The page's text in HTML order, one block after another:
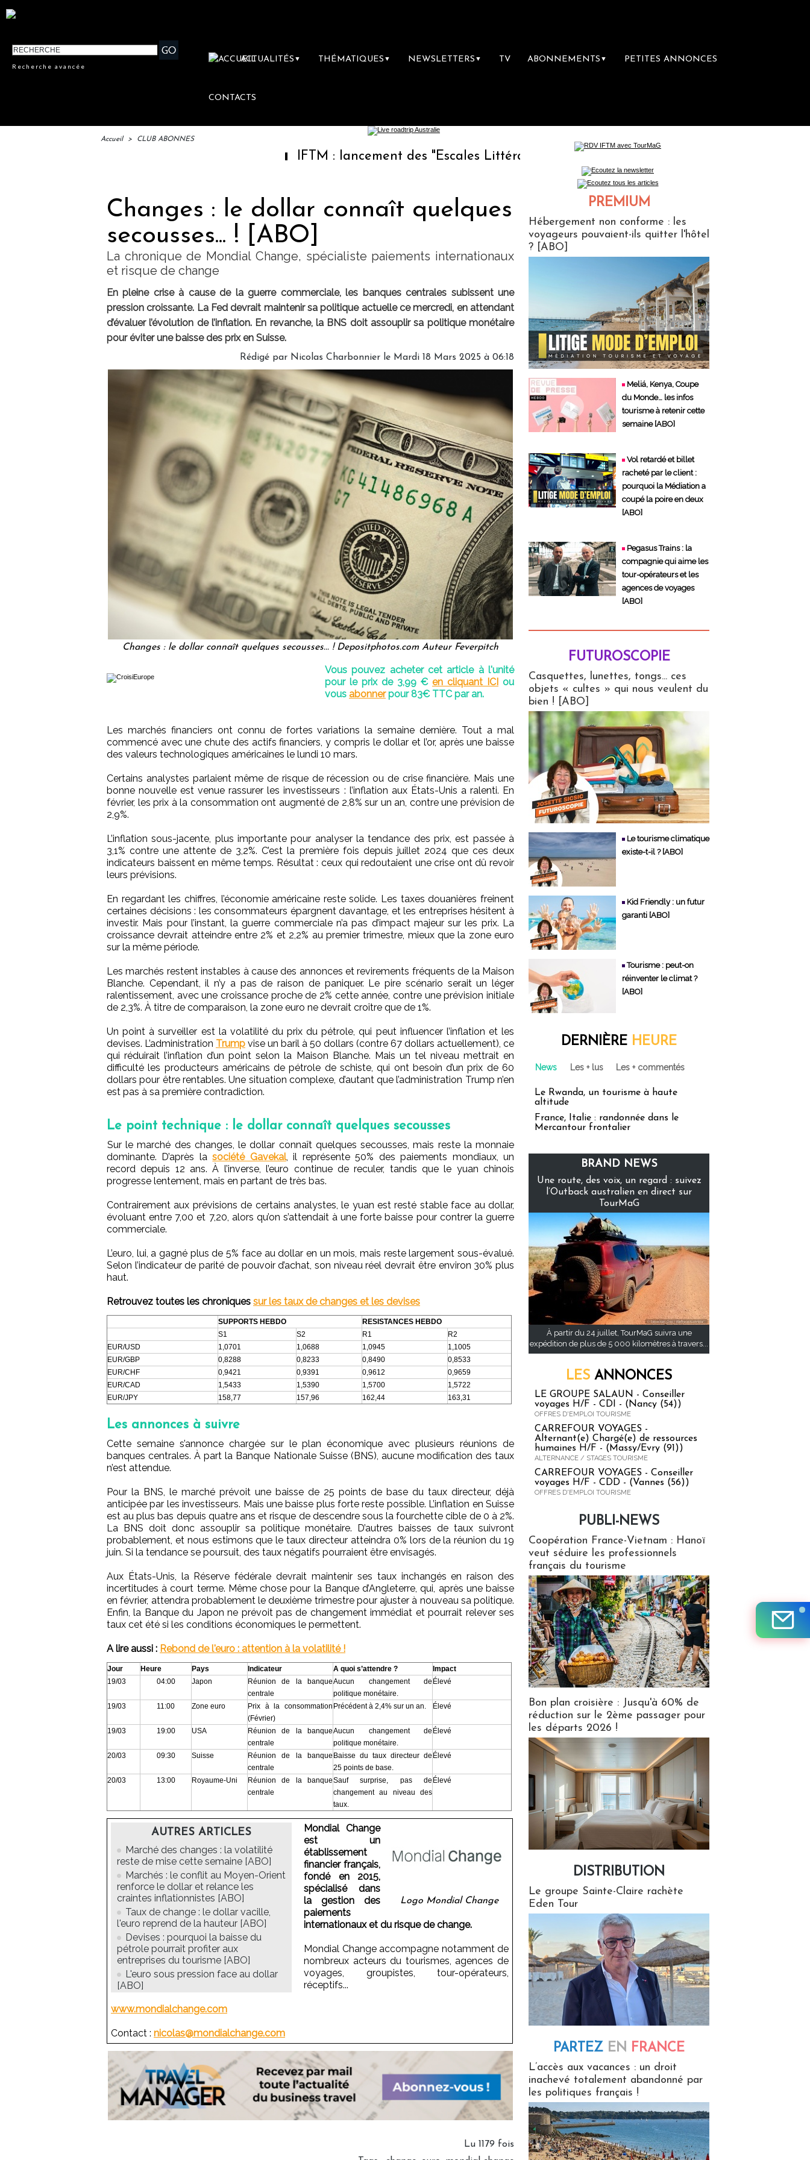
Recherche avancée
ACTUALITÉS ▼ THÉMATIQUES ▼ NEWSLETTERS ▼ TV ABONNEMENTS ▼ PETITES ANNONCES
CONTACTS
Accueil > CLUB ABONNES
IFTM : lancement des "Escales Littéraires", la première librairie du voyage
Changes : le dollar connaît quelques
secousses... ! [ABO]
La chronique de Mondial Change, spécialiste paiements internationaux
et risque de change
En pleine crise à cause de la guerre commerciale, les banques centrales subissent une
pression croissante. La Fed devrait maintenir sa politique actuelle ce mercredi, en attendant
d’évaluer l’évolution de l’inflation. En revanche, la BNS doit assouplir sa politique monétaire
pour éviter une baisse des prix en Suisse.
Rédigé par Nicolas Charbonnier le Mardi 18 Mars 2025 à 06:18
Changes : le dollar connaît quelques secousses... ! Depositphotos.com Auteur Feverpitch
Vous pouvez acheter cet article à l'unité
pour le prix de 3,99 € en cliquant ICI ou
vous abonner pour 83€ TTC par an.
Les marchés financiers ont connu de fortes variations la semaine dernière. Tout a mal
commencé avec une chute des actifs financiers, y compris le dollar et l’or, après une baisse
des valeurs technologiques américaines le lundi 10 mars.
Certains analystes parlaient même de risque de récession ou de crise financière. Mais une
bonne nouvelle est venue rassurer les investisseurs : l’inflation aux États-Unis a ralenti. En
février, les prix à la consommation ont augmenté de 2,8% sur un an, contre une prévision de
2,9%.
L’inflation sous-jacente, plus importante pour analyser la tendance des prix, est passée à
3,1% contre une attente de 3,2%. C’est la première fois depuis juillet 2024 que ces deux
indicateurs baissent en même temps. Résultat : ceux qui redoutaient une crise ont dû revoir
leurs prévisions.
En regardant les chiffres, l’économie américaine reste solide. Les taxes douanières freinent
certaines décisions : les consommateurs épargnent davantage, et les entreprises hésitent à
investir. Mais pour l’instant, la guerre commerciale n’a pas d’impact majeur sur les prix. La
croissance devrait atteindre entre 2% et 2,2% au premier trimestre, mieux que la zone euro
sur la même période.
Les marchés restent instables à cause des annonces et revirements fréquents de la Maison
Blanche. Cependant, il n’y a pas de raison de paniquer. Le pire scénario serait un léger
ralentissement, avec une croissance proche de 2% cette année, contre une prévision initiale
de 2,3%. À titre de comparaison, la zone euro ne devrait croître que de 1%.
Un point à surveiller est la volatilité du prix du pétrole, qui peut influencer l’inflation et les
devises. L’administration Trump vise un baril à 50 dollars (contre 67 dollars actuellement), ce
qui réduirait l’inflation d’un point selon la Maison Blanche. Mais un tel niveau mettrait en
difficulté les producteurs américains de pétrole de schiste, qui ont besoin d’un prix de 60
dollars pour être rentables. Une situation complexe, d’autant que l’administration Trump n’en
est pas à sa première contradiction.
Le point technique : le dollar connaît quelques secousses
Sur le marché des changes, le dollar connaît quelques secousses, mais reste la monnaie
dominante. D’après lasociété Gavekal, il représente 50% des paiements mondiaux, un
record depuis 12 ans. À l’inverse, l’euro continue de reculer, tandis que le yuan chinois
progresse lentement, mais en partant de très bas.
Contrairement aux prévisions de certains analystes, le yuan est resté stable face au dollar,
évoluant entre 7,00 et 7,20, alors qu’on s’attendait à une forte baisse pour contrer la guerre
commerciale.
L’euro, lui, a gagné plus de 5% face au dollar en un mois, mais reste largement sous-évalué.
Selon l’indicateur de parité de pouvoir d’achat, son niveau réel devrait être environ 30% plus
haut.
Retrouvez toutes les chroniques sur les taux de changes et les devises
SUPPORTS HEBDO
RESISTANCES HEBDO
S1
S2 R1
R2
EUR/USD
1,0701 1,0688 1,0945
1,1005
EUR/GBP
0,8288 0,8233 0,8490
0,8533
EUR/CHF
0,9421 0,9391 0,9612
0,9659
EUR/CAD
1,5433 1,5390 1,5700
1,5722
EUR/JPY
158,77 157,96 162,44 163,31
Les annonces à suivre
Cette semaine s’annonce chargée sur le plan économique avec plusieurs réunions de
banques centrales. À part la Banque Nationale Suisse (BNS), aucune modification des taux
n’est attendue.
Pour la BNS, le marché prévoit une baisse de 25 points de base du taux directeur, déjà
anticipée par les investisseurs. Mais une baisse plus forte reste possible. L’inflation en Suisse
est au plus bas depuis quatre ans et risque de descendre sous la fourchette cible de 0 à 2%.
La BNS doit donc assouplir sa politique monétaire. D’autres baisses de taux suivront
probablement, et nous estimons que le taux directeur atteindra 0% lors de la réunion du 19
juin. Si la tendance se poursuit, des taux négatifs pourraient être envisagés.
Aux États-Unis, la Réserve fédérale devrait maintenir ses taux inchangés en raison des
incertitudes à court terme. Même chose pour la Banque d’Angleterre, qui, après une baisse
en février, attendra probablement le deuxième trimestre pour ajuster à nouveau sa politique.
Enfin, la Banque du Japon ne prévoit pas de changement immédiat et pourrait relever ses
taux cet été si les conditions économiques le permettent.
A lire aussi : Rebond de l'euro : attention à la volatilité !
Jour Heure Pays Indicateur A quoi s’attendre ?
Impact
19/03
04:00 Japon
Réunion de la banque
centrale
Aucun changement de
politique monétaire.
Élevé
19/03 11:00 Zone euro
Prix à la consommation
(Février)
Précédent à 2,4% sur un an. Élevé
19/03 19:00 USA
Réunion de la banque
centrale
Aucun changement de
politique monétaire.
Élevé
20/03 09:30 Suisse
Réunion de la banque
centrale
Baisse du taux directeur de
25 points de base.
Élevé
20/03 13:00 Royaume-Uni
Réunion de la banque
centrale
Sauf surprise, pas de
changement au niveau des
taux.
Élevé
AUTRES ARTICLES
Marché des changes : la volatilité
reste de mise cette semaine [ABO]
Marchés : le conflit au Moyen-Orient
renforce le dollar et relance les
craintes inflationnistes [ABO]
Taux de change : le dollar vacille,
l'euro reprend de la hauteur [ABO]
Devises : pourquoi la baisse du
pétrole pourrait profiter aux
entreprises du tourisme [ABO]
L'euro sous pression face au dollar
[ABO]
Logo Mondial Change
Mondial Change
est un
établissement
financier français,
fondé en 2015,
spécialisé dans
la gestion des
paiements
internationaux et du risque de change.
Mondial Change accompagne notamment de
nombreux acteurs du tourismes, agences de
voyages, groupistes, tour-opérateurs,
réceptifs...
www.mondialchange.com
Contact : nicolas@mondialchange.com
Lu 1179 fois
PREMIUM
Hébergement non conforme : les
voyageurs pouvaient-ils quitter l'hôtel
? [ABO]
Meliá, Kenya, Coupe
du Monde… les infos
tourisme à retenir cette
semaine [ABO]
Vol retardé et billet
racheté par le client :
pourquoi la Médiation a
coupé la poire en deux
[ABO]
Pegasus Trains : la
compagnie qui aime les
tour-opérateurs et les
agences de voyages
[ABO]
FUTUROSCOPIE
Casquettes, lunettes, tongs... ces
objets « cultes » qui nous veulent du
bien ! [ABO]
Le tourisme climatique
existe-t-il ? [ABO]
Kid Friendly : un futur
garanti [ABO]
Tourisme : peut-on
réinventer le climat ?
[ABO]
DERNIÈRE HEURE
News Les + lus Les + commentés
Le Rwanda, un tourisme à haute
altitude
France, Italie : randonnée dans le
Mercantour frontalier
BRAND NEWS
Une route, des voix, un regard : suivez
l’Outback australien en direct sur
TourMaG
À partir du 24 juillet, TourMaG suivra une
expédition de plus de 5 000 kilomètres à travers...
LES ANNONCES
LE GROUPE SALAUN - Conseiller
voyages H/F - CDI - (Nancy (54))
OFFRES D'EMPLOI TOURISME
CARREFOUR VOYAGES -
Alternant(e) Chargé(e) de ressources
humaines H/F - (Massy/Evry (91))
ALTERNANCE / STAGES TOURISME
CARREFOUR VOYAGES - Conseiller
voyages H/F - CDD - (Vannes (56))
OFFRES D'EMPLOI TOURISME
PUBLI-NEWS
Coopération France-Vietnam : Hanoï
veut séduire les professionnels
français du tourisme
Bon plan croisière : Jusqu'à 60% de
réduction sur le 2ème passager pour
les départs 2026 !
DISTRIBUTION
Le groupe Sainte-Claire rachète
Eden Tour
PARTEZ EN FRANCE
L’accès aux vacances : un droit
inachevé totalement abandonné par
les politiques français !